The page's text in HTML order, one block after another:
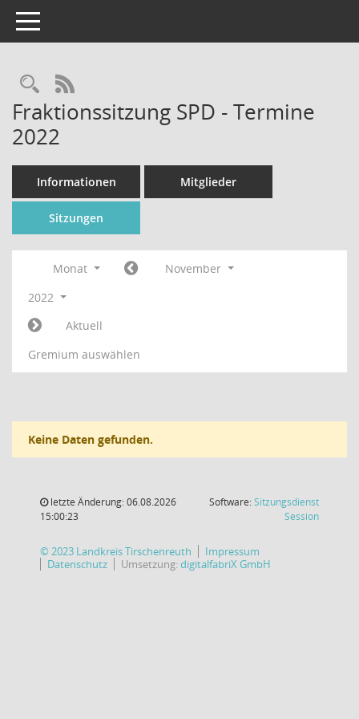
Toggle navigation
Rechercheauswahl
RSS-Feed
Fraktionssitzung SPD - Termine
2022
Informationen Mitglieder
Sitzungen
Monat
November
2022
Aktuell
Gremium auswählen
Keine Daten gefunden.
letzte Änderung: 06.08.2026
15:00:23
Software:Sitzungsdienst
Session(Wird in
© 2023 Landkreis Tirschenreuth
Impressum
Datenschutz
Umsetzung:digitalfabriX GmbH